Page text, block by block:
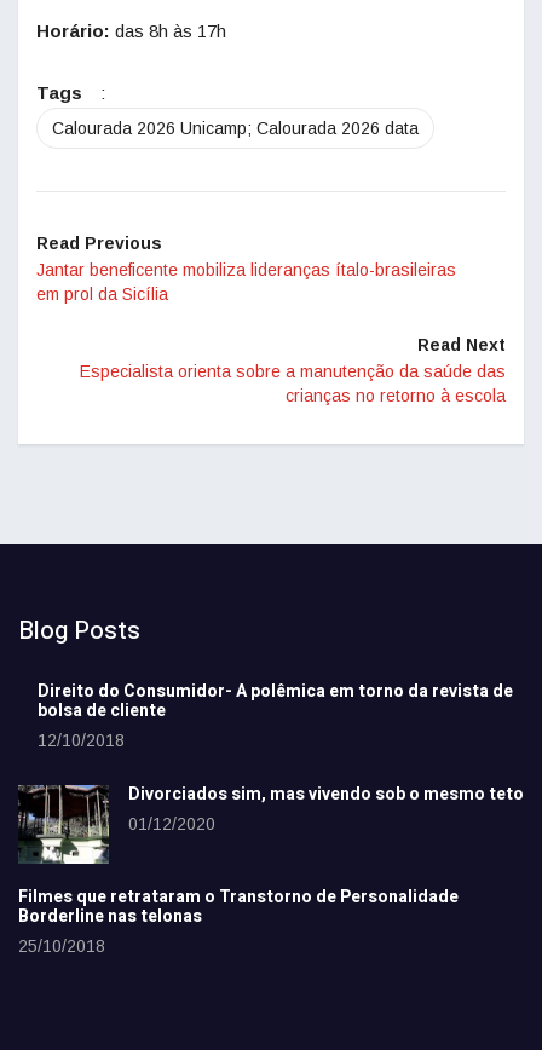
Horário: das 8h às 17h
Tags :
Calourada 2026 Unicamp; Calourada 2026 data
Read Previous
Jantar beneficente mobiliza lideranças ítalo-brasileiras
em prol da Sicília
Read Next
Especialista orienta sobre a manutenção da saúde das
crianças no retorno à escola
Blog Posts
Direito do Consumidor- A polêmica em torno da revista de
bolsa de cliente
12/10/2018
Divorciados sim, mas vivendo sob o mesmo teto
01/12/2020
Filmes que retrataram o Transtorno de Personalidade
Borderline nas telonas
25/10/2018